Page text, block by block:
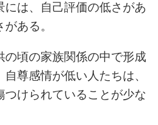
は、自己評価の低さがあ
ある。
頃の家族関係の中で形成
尊感情が低い人たちは、
つけられていることが少な